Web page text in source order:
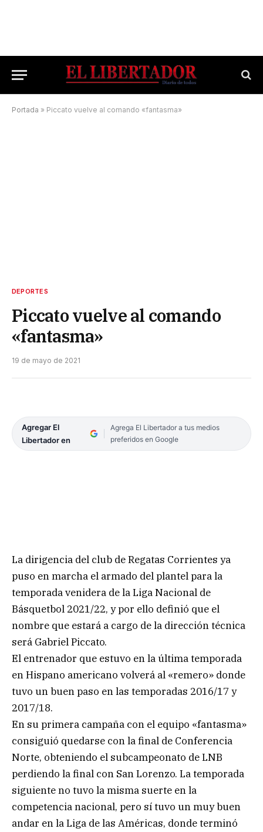
Portada » Piccato vuelve al comando «fantasma»
DEPORTES
Piccato vuelve al comando
«fantasma»
19 de mayo de 2021
Agregar El
Libertador en
Agrega El Libertador a tus medios
preferidos en Google
La dirigencia del club de Regatas Corrientes ya
puso en marcha el armado del plantel para la
temporada venidera de la Liga Nacional de
Básquetbol 2021/22, y por ello definió que el
nombre que estará a cargo de la dirección técnica
será Gabriel Piccato.
El entrenador que estuvo en la última temporada
en Hispano americano volverá al «remero» donde
tuvo un buen paso en las temporadas 2016/17 y
2017/18.
En su primera campaña con el equipo «fantasma»
consiguió quedarse con la final de Conferencia
Norte, obteniendo el subcampeonato de LNB
perdiendo la final con San Lorenzo. La temporada
siguiente no tuvo la misma suerte en la
competencia nacional, pero sí tuvo un muy buen
andar en la Liga de las Américas, donde terminó